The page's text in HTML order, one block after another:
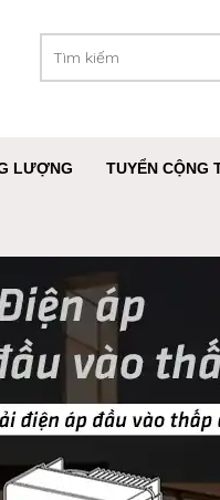
LƯỢNG TUYỂN CỘNG